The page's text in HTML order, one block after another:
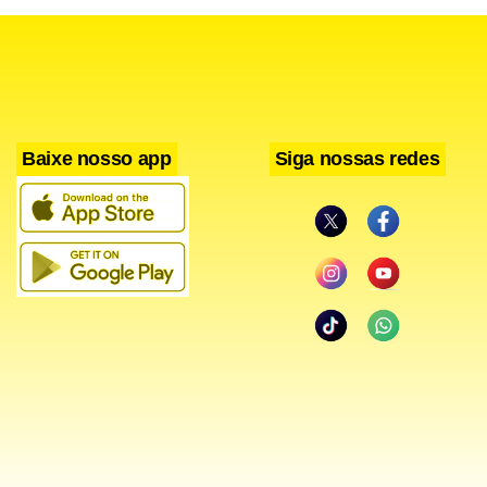
Baixe nosso app Siga nossas redes